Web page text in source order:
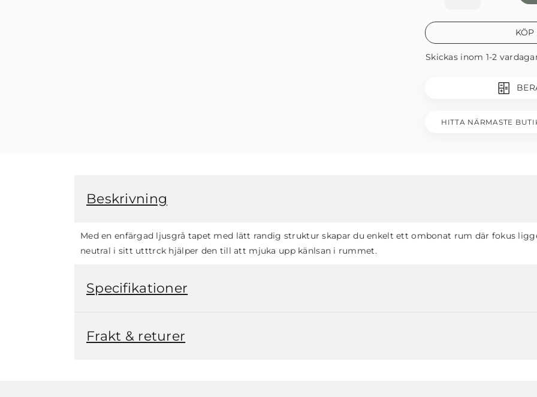
Skickas inom 1-2
HITTA NÄRMASTE
Beskrivning
Med en enfärgad ljusgrå tapet med lätt randig struktur skapar du enkelt ett ombonat rum där fokus
neutral i sitt utttrck hjälper den till att mjuka upp känlsan i rummet.
Specifikationer
Frakt & returer